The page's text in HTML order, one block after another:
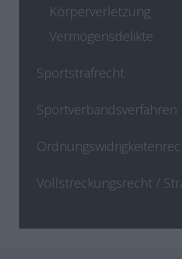
Körperverletzung
Vermögensdelikte
Sportstrafrecht
Sportverbandsverfahren
Vollstreckungsrecht /